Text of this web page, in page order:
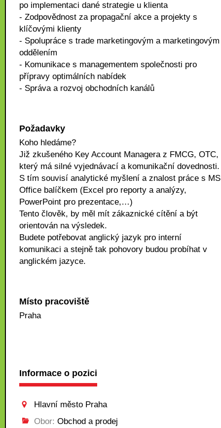
po implementaci dané strategie u klienta
- Zodpovědnost za propagační akce a projekty s
klíčovými klienty
- Spolupráce s trade marketingovým a marketingovým
oddělením
- Komunikace s managementem společnosti pro
přípravy optimálních nabídek
- Správa a rozvoj obchodních kanálů
Požadavky
Koho hledáme?
Již zkušeného Key Account Managera z FMCG, OTC,
který má silné vyjednávací a komunikační dovednosti.
S tím souvisí analytické myšlení a znalost práce s MS
Office balíčkem (Excel pro reporty a analýzy,
PowerPoint pro prezentace,…)
Tento člověk, by měl mít zákaznické cítění a být
orientován na výsledek.
Budete potřebovat anglický jazyk pro interní
komunikaci a stejně tak pohovory budou probíhat v
anglickém jazyce.
Místo pracoviště
Praha
Informace o pozici
Hlavní město Praha
Obor: Obchod a prodej